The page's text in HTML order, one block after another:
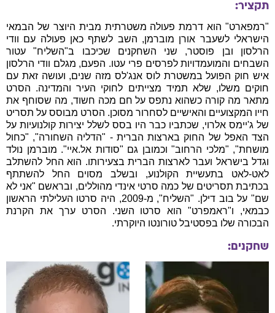
תקציר:
"רמפארט" הוא דרמת פעולה משטרתית מבית היוצר של הבמאי
הישראלי לשעבר אורן מוברמן, השב לשתף כאן פעולה עם וודי
הרלסון ובן פוסטר, שני השחקנים שכיכבו ב"השליח" עטור
השבחים והמועמדויות לפרסים פרי עטו. הפעם, מגלם וודי הרלסון
איש חוק הפועל במשטרת לוס אנג'לס מזה שנים, ועושה זאת עם
חוקים משלו, שלא תמיד מצייתים לחוקי העיר והמדינה. הסרט
מתאר מה קורה כשהוא נתפס על חם מכה חשוד, מה שסוחף את
חייו המקצועיים והאישיים לסחרור מסוכן. הסרט מבוסס על תסריט
של ג'יימס אלרוי, שכתביו כבר היו בסס לשלל יצירות קולנועיות על
הצד האפל של החוק בארצות הברית - "הדליה השחורה", "כחול
מושחת", "מלכי הרחוב" וכמובן גם "סודות אל.איי". מוברמן נולד
וגדל בישראל ועבר לארצות הברית בצעירותו. הוא החל להשתלב
לאט-לאט בתעשיית הקולנוע, ובשלב מסוים החל להשתתף
בכתיבת תסריטים של כמה סרטי אינדי מהוללים, ובראשם "אני לא
שם" על בוב דילן. "השליח", מ-2009, היה סרטו העלילתי הראשון
כבמאי, ו"ראמפרט" הוא סרטו השני. הסרט ערך את הקרנת
הבכורה שלו בפסטיבל טורונטו היוקרתי.
שחקנים: